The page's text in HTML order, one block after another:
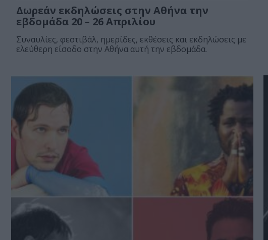
Δωρεάν εκδηλώσεις στην Αθήνα την
εβδομάδα 20 – 26 Απριλίου
Συναυλίες, φεστιβάλ, ημερίδες, εκθέσεις και εκδηλώσεις με
ελεύθερη είσοδο στην Αθήνα αυτή την εβδομάδα.